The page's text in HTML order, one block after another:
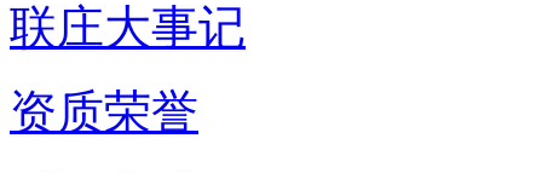
联庄大事记
资质荣誉